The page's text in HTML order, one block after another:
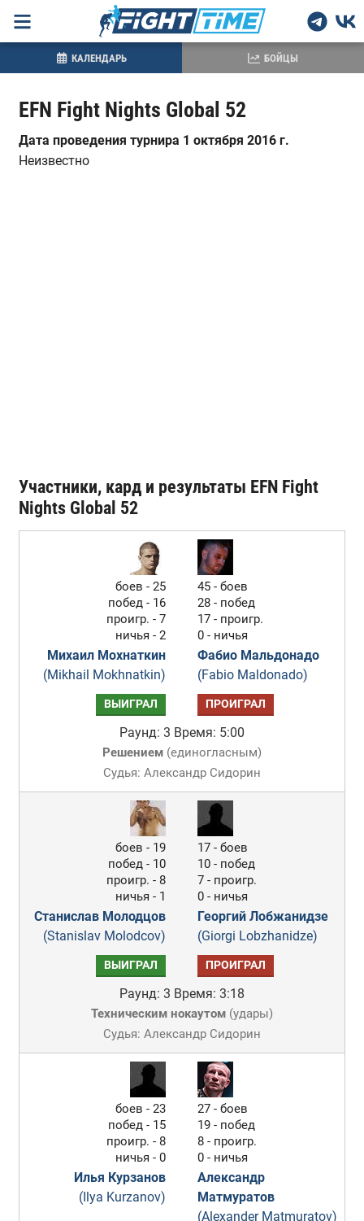
EFN Fight Nights Global 52
Дата проведения турнира 1 октября 2016 г.
Неизвестно
Участники, кард и результаты EFN Fight
Nights Global 52
боев - 25
побед - 16
проигр. - 7
ничья - 2
Михаил Мохнаткин
(Mikhail Mokhnatkin)
45 - боев
28 - побед
17 - проигр.
0 - ничья
Фабио Мальдонадо
(Fabio Maldonado)
ВЫИГРАЛ ПРОИГРАЛ
Раунд: 3 Время: 5:00
Решением(единогласным)
Судья: Александр Сидорин
боев - 19
побед - 10
проигр. - 8
ничья - 1
Станислав Молодцов
(Stanislav Molodcov)
17 - боев
10 - побед
7 - проигр.
0 - ничья
Георгий Лобжанидзе
(Giorgi Lobzhanidze)
ВЫИГРАЛ ПРОИГРАЛ
Раунд: 3 Время: 3:18
Техническим нокаутом(удары)
Судья: Александр Сидорин
боев - 23
побед - 15
проигр. - 8
ничья - 0
Илья Курзанов
(Ilya Kurzanov)
27 - боев
19 - побед
8 - проигр.
0 - ничья
Александр
Матмуратов
(Alexander Matmuratov)
КАЛЕНДАРЬ БОЙЦЫ